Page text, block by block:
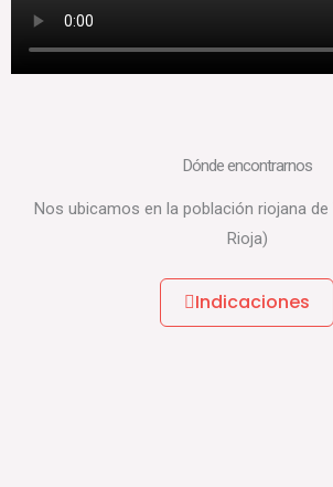
Dónde encontrarnos
Nos ubicamos en la población riojana de
Rioja)
Indicaciones